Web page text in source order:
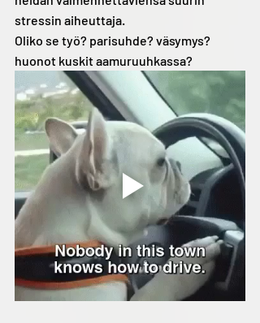
stressin aiheuttaja.
Oliko se työ? parisuhde? väsymys?
huonot kuskit aamuruuhkassa?